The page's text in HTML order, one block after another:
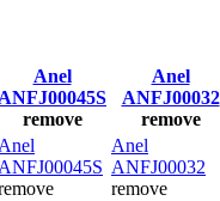
Anel
remove
Anel
ANFJ00032
remove
Anel
ANFJ00032
remove